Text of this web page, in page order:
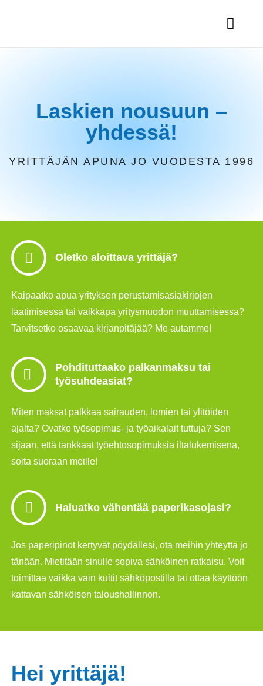
Laskien nousuun –
yhdessä!
YRITTÄJÄN APUNA JO VUODESTA 1996
Oletko aloittava yrittäjä?
Kaipaatko apua yrityksen perustamisasiakirjojen
laatimisessa tai vaikkapa yritysmuodon muuttamisessa?
Tarvitsetko osaavaa kirjanpitäjää? Me autamme!
Pohdituttaako palkanmaksu tai
työsuhdeasiat?
Miten maksat palkkaa sairauden, lomien tai ylitöiden
ajalta? Ovatko työsopimus- ja työaikalait tuttuja? Sen
sijaan, että tankkaat työehtosopimuksia iltalukemisena,
soita suoraan meille!
Haluatko vähentää paperikasojasi?
Jos paperipinot kertyvät pöydällesi, ota meihin yhteyttä jo
tänään. Mietitään sinulle sopiva sähköinen ratkaisu. Voit
toimittaa vaikka vain kuitit sähköpostilla tai ottaa käyttöön
kattavan sähköisen taloushallinnon.
Hei yrittäjä!